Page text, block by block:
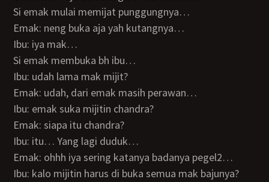
Si emak mulai memijat punggungnya…
Emak: neng buka aja yah kutangnya…
Ibu: iya mak…
Si emak membuka bh ibu…
Ibu: udah lama mak mijit?
Emak: udah, dari emak masih perawan…
Ibu: emak suka mijitin chandra?
Emak: siapa itu chandra?
Ibu: itu… Yang lagi duduk…
Emak: ohhh iya sering katanya badanya pegel2…
Ibu: kalo mijitin harus di buka semua mak bajunya?